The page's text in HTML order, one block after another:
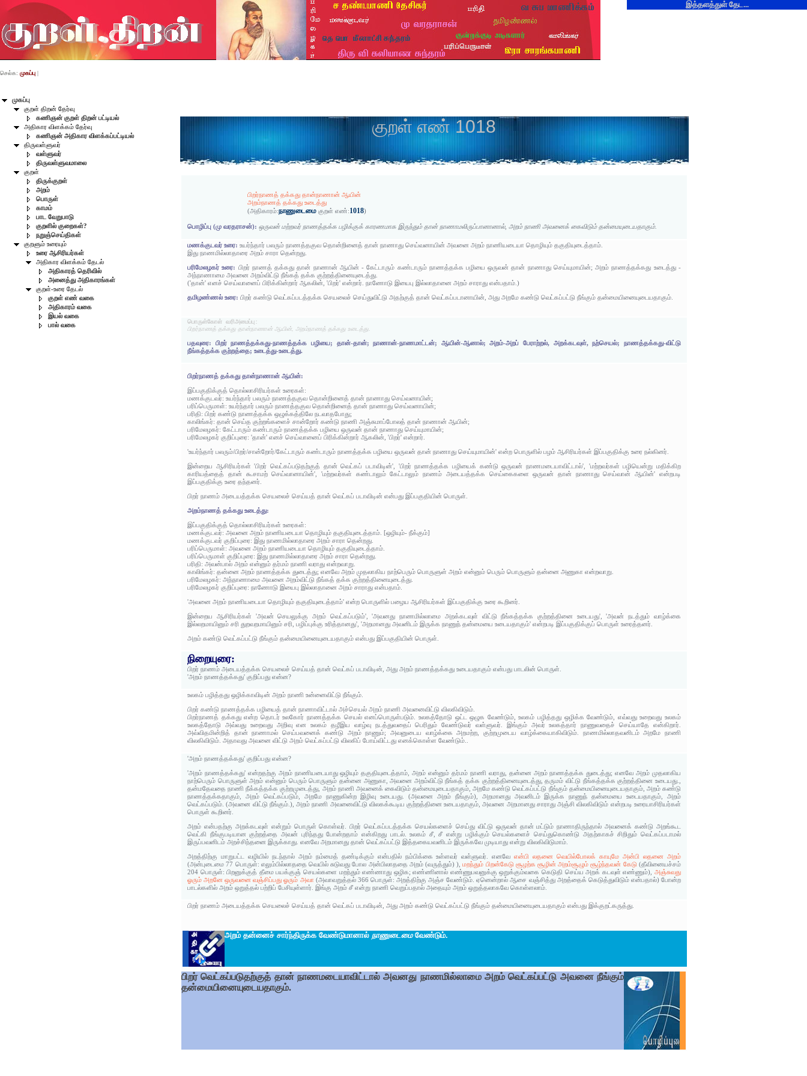
இத்தளத்துள் தேட...
முகப்பு
குறள் திறன் தேர்வு
கணிஞன் குறள் திறன் பட்டியல்
அதிகார விளக்கம் தேர்வு
கணிஞன் அதிகார விளக்கப்பட்டியல்
திருவள்ளுவர்
வள்ளுவர்
திருவள்ளுவமாலை
குறள்
திருக்குறள்
அறம்
பொருள்
காமம்
பாட வேறுபாடு
குறளில் குறைகள்?
நறுஞ்செய்திகள்
குறளும் உரையும்
உரை ஆசிரியர்கள்
அதிகார விளக்கம் தேடல்
அதிகாரத் தெரிவில்
அனைத்து அதிகாரங்கள்
குறள்-உரை தேடல்
குறள் எண் வகை
அதிகாரம் வகை
இயல் வகை
பால் வகை
செல்க: முகப்பு |
குறள் எண் 1018
பிறர்நாணத் தக்கது தான்நாணான் ஆயின்
அறம்நாணத் தக்கது உடைத்து
(அதிகாரம்:நாணுடைமை குறள் எண்:1018)
பொழிப்பு (மு வரதராசன்): ஒருவன் மற்றவர் நாணத்தக்க பழிக்குக் காரணமாக இருந்தும் தான் நாணாமலிருப்பானானால், அறம் நாணி அவனைக் கைவிடும் தன்மையுடையதாகும்.
மணக்குடவர் உரை:உயர்ந்தார் பலரும் நாணத்தகுவ தொன்றினைத் தான் நாணாது செய்வனாயின் அவனை அறம் நாணியடையா தொழியும் தகுதியுடைத்தாம்.
இது நாணமில்லாதாரை அறம் சாரா தென்றது.
பரிமேலழகர் உரை: பிறர் நாணத் தக்கது தான் நாணான் ஆயின் - கேட்டாரும் கண்டாரும் நாணத்தக்க பழியை ஒருவன் தான் நாணாது செய்யுமாயின்; அறம் நாணத்தக்கது உடைத்து -
அந்நாணாமை அவனை அறம்விட்டு நீங்கத் தக்க குற்றத்தினையுடைத்து.
('தான்' எனச் செய்வானைப் பிரிக்கின்றார் ஆகலின், 'பிறர்' என்றார். நாணோடு இயைபு இல்லாதானை அறம் சாராது என்பதாம்.)
தமிழண்ணல் உரை:பிறர் கண்டு வெட்கப்படத்தக்க செயலைச் செய்துவிட்டு அதற்குத் தான் வெட்கப்படானாயின், அது அறமே கண்டு வெட்கப்பட்டு நீங்கும் தன்மையினையுடையதாகும்.
பொருள்கோள் வரிஅமைப்பு:
பிறர்நாணத் தக்கது தான்நாணான் ஆயின், அறம்நாணத் தக்கது உடைத்து.
பதவுரை: பிறர் நாணத்தக்கது-நாணத்தக்க பழியை; தான்-தான்; நாணான்-நாணமாட்டன்; ஆயின்-ஆனால்; அறம்-அறப் பேராற்றல், அறக்கடவுள், நற்செயல்; நாணத்தக்கது-விட்டு
நீங்கத்தக்க குற்றத்தை; உடைத்து-உடைத்து.
பிறர்நாணத் தக்கது தான்நாணான் ஆயின்:
இப்பகுதிக்குத் தொல்லாசிரியர்கள் உரைகள்:
மணக்குடவர்: உயர்ந்தார் பலரும் நாணத்தகுவ தொன்றினைத் தான் நாணாது செய்வனாயின்;
பரிப்பெருமாள்: உயர்ந்தார் பலரும் நாணத்தகுவ தொன்றினைத் தான் நாணாது செய்வனாயின்;
பரிதி: பிறர் கண்டு நாணத்தக்க ஒழுக்கத்திலே நடவாதபோது;
காலிங்கர்: தான் செய்த குற்றங்களைச் சான்றோர் கண்டு நாணி அஞ்சுமாப்போலத் தான் நாணான் ஆயின்;
பரிமேலழகர்: கேட்டாரும் கண்டாரும் நாணத்தக்க பழியை ஒருவன் தான் நாணாது செய்யுமாயின்;
பரிமேலழகர் குறிப்புரை: 'தான்' எனச் செய்வானைப் பிரிக்கின்றார் ஆகலின், 'பிறர்' என்றார்.
'உயர்ந்தார் பலரும்/பிறர்/சான்றோர்/கேட்டாரும் கண்டாரும் நாணத்தக்க பழியை ஒருவன் தான் நாணாது செய்யுமாயின்' என்ற பொருளில் பழம் ஆசிரியர்கள் இப்பகுதிக்கு உரை நல்கினர்.
இன்றைய ஆசிரியர்கள் 'பிறர் வெட்கப்படுதற்குத் தான் வெட்கப் படாவிடின்', 'பிறர் நாணத்தக்க பழியைக் கண்டு ஒருவன் நாணமடையாவிட்டால்', 'மற்றவர்கள் பழியென்று மதிக்கிற
காரியத்தைத் தான் கூசாமற் செய்வானாயின்', 'மற்றவர்கள் கண்டாலும் கேட்டாலும் நாணம் அடையத்தக்க செய்கைகளை ஒருவன் தான் நாணாது செய்வான் ஆயின்' என்றபடி
இப்பகுதிக்கு உரை தந்தனர்.
பிறர் நாணம் அடையத்தக்க செயலைச் செய்யத் தான் வெட்கப் படாவிடின் என்பது இப்பகுதியின் பொருள்.
அறம்நாணத் தக்கது உடைத்து:
இப்பகுதிக்குத் தொல்லாசிரியர்கள் உரைகள்:
மணக்குடவர்: அவனை அறம் நாணியடையா தொழியும் தகுதியுடைத்தாம். [ஒழியும்- நீக்கும்]
மணக்குடவர் குறிப்புரை: இது நாணமில்லாதாரை அறம் சாரா தென்றது.
பரிப்பெருமாள்: அவனை அறம் நாணியடையா தொழியும் தகுதியுடைத்தாம்.
பரிப்பெருமாள் குறிப்புரை: இது நாணமில்லாதாரை அறம் சாரா தென்றது.
பரிதி: அவன்பால் அறம் என்னும் தர்மம் நாணி வராது என்றவாறு.
காலிங்கர்: தன்னை அறம் நாணத்தக்க துடைத்து; எனவே அறம் முதலாகிய நாற்பெரும் பொருளுள் அறம் என்னும் பெரும் பொருளும் தன்னை அணுகா என்றவாறு.
பரிமேலழகர்: அந்நாணாமை அவனை அறம்விட்டு நீங்கத் தக்க குற்றத்தினையுடைத்து.
பரிமேலழகர் குறிப்புரை: நாணோடு இயைபு இல்லாதானை அறம் சாராது என்பதாம்.
'அவனை அறம் நாணியடையா தொழியும் தகுதியுடைத்தாம்' என்ற பொருளில் பழைய ஆசிரியர்கள் இப்பகுதிக்கு உரை கூறினர்.
இன்றைய ஆசிரியர்கள் 'அவன் செயலுக்கு அறம் வெட்கப்படும்', 'அவனது நாணமில்லாமை அறக்கடவுள் விட்டு நீங்கத்தக்க குற்றத்தினை உடையது', 'அவன் நடத்தும் வாழ்க்கை
இல்லறமாயினும் சரி துறவறமாயினும் சரி, பழிப்புக்கு உரித்தானது', 'அறமானது அவனிடம் இருக்க நாணுந் தன்மையை உடையதாகும்' என்றபடி இப்பகுதிக்குப் பொருள் உரைத்தனர்.
அறம் கண்டு வெட்கப்பட்டு நீங்கும் தன்மையினையுடையதாகும் என்பது இப்பகுதியின் பொருள்.
நிறையுரை:
பிறர் நாணம் அடையத்தக்க செயலைச் செய்யத் தான் வெட்கப் படாவிடின், அது அறம் நாணத்தக்கது உடையதாகும் என்பது பாடலின் பொருள்.
'அறம் நாணத்தக்கது' குறிப்பது என்ன?
உலகம் பழித்தது ஒழிக்காவிடின் அறம் நாணி உன்னைவிட்டு நீங்கும்.
பிறர் கண்டு நாணத்தக்க பழியைத் தான் நாணாவிட்டால் அச்செயல் அறம் நாணி அவனைவிட்டு விலகிவிடும்.
பிறர்நாணத் தக்கது என்ற தொடர் உலகோர் நாணத்தக்க செயல் எனப்பொருள்படும். உலகத்தோடு ஒட்ட ஒழுக வேண்டும், உலகம் பழித்தது ஒழிக்க வேண்டும், எவ்வது உறைவது உலகம்
உலகத்தோடு அவ்வது உறைவது அறிவு என உலகம் தழீஇய வாழ்வு நடத்துவதைப் பெரிதும் வேண்டுவர் வள்ளுவர். இங்கும் அவர் உலகத்தார் நாணுவதைச் செய்யாதே என்கிறார்.
அவ்விதமின்றித் தான் நாணாமல் செய்பவனைக் கண்டு அறம் நாணும்; அவனுடைய வாழ்க்கை அறமற்ற, குற்றமுடைய வாழ்க்கையாகிவிடும். நாணமில்லாதவனிடம் அறமே நாணி
விலகிவிடும். அதாவது அவனை விட்டு அறம் வெட்கப்பட்டு விலகிப் போய்விட்டது எனக்கொள்ள வேண்டும்..
'அறம் நாணத்தக்கது' குறிப்பது என்ன?
'அறம் நாணத்தக்கது' என்றதற்கு அறம் நாணியடையாது ஒழியும் தகுதியுடைத்தாம், அறம் என்னும் தர்மம் நாணி வராது, தன்னை அறம் நாணத்தக்க துடைத்து; எனவே அறம் முதலாகிய
நாற்பெரும் பொருளுள் அறம் என்னும் பெரும் பொருளும் தன்னை அணுகா, அவனை அறம்விட்டு நீங்கத் தக்க குற்றத்தினையுடைத்து, தருமம் விட்டு நீங்கத்தக்க குற்றத்தினை உடையது.,
தன்மதேவதை நாணி நீக்கத்தக்க குற்றமுடைத்து, அறம் நாணி அவனைக் கைவிடும் தன்மையுடையதாகும், அறமே கண்டு வெட்கப்பட்டு நீங்கும் தன்மையினையுடையதாகும், அறம் கண்டு
நாணத்தக்கதாகும், அறம் வெட்கப்படும், அறமே நாணுகின்ற இழிவு உடையது. (அவனை அறம் நீங்கும்), அறமானது அவனிடம் இருக்க நாணுந் தன்மையை உடையதாகும், அறம்
வெட்கப்படும். (அவனை விட்டு நீங்கும்.), அறம் நாணி அவனைவிட்டு விலகக்கூடிய குற்றத்தினை உடையதாகும், அவனை அறமானது சாராது அஞ்சி விலகிவிடும் என்றபடி உரையாசிரியர்கள்
பொருள் கூறினர்.
அறம் என்பதற்கு அறக்கடவுள் என்றும் பொருள் கொள்வர். பிறர் வெட்கப்படத்தக்க செயல்களைச் செய்து விட்டு ஒருவன் தான் மட்டும் நாணாதிருந்தால் அவனைக் கண்டு அறங்கூட
வெட்கி நீங்குபடியான குற்றத்தை அவன் புரிந்தது போன்றதாம் என்கிறது பாடல். உலகம் சீ, சீ என்று பழிக்கும் செயல்களைச் செய்துகொண்டு அதற்காகச் சிறிதும் வெட்கப்படாமல்
இருப்பவனிடம் அறச்சிந்தனை இருக்காது. எனவே அறமானது தான் வெட்கப்பட்டு இத்தகையவனிடம் இருக்கவே முடியாது என்று விலகிவிடுமாம்.
அறத்திற்கு மாறுபட்ட வழியில் நடந்தால் அறம் நம்மைத் தண்டிக்கும் என்பதில் நம்பிக்கை உள்ளவர் வள்ளுவர். எனவேஎன்பி லதனை வெயில்போலக் காயுமே அன்பி லதனை அறம்
(அன்புடைமை 77 பொருள்: எலும்பில்லாததை வெயில் சுடுவது போல அன்பிலாததை அறம் (வருத்தும்) ),மறந்தும் பிறன்கேடு சூழற்க சூழின் அறம்சூழும் சூழ்ந்தவன் கேடு (தீவினையச்சம்
204 பொருள்: பிறனுக்குத் தீமை பயக்குஞ் செயல்களை மறந்தும் எண்ணாது ஒழிக; எண்ணினால் எண்ணுபவனுக்கு ஒறுக்கும்வகை கெடுதி செய்ய அறக் கடவுள் எண்ணும்), அஞ்சுவது
ஓரும் அறனே ஒருவனை வஞ்சிப்பது ஓரும் அவா (அவாவறுத்தல் 366 பொருள்: அறத்திற்கு அஞ்ச வேண்டும். ஏனென்றால் ஆசை வஞ்சித்து அறத்தைக் கெடுத்துவிடும் என்பதால்) போன்ற
பாடல்களில் அறம் ஒறுத்தல் பற்றிப் பேசியுள்ளார். இங்கு அறம் சீ என்று நாணி வெறுப்பதால் அதையும் அறம் ஒறுத்தலாகவே கொள்ளலாம்.
பிறர் நாணம் அடையத்தக்க செயலைச் செய்யத் தான் வெட்கப் படாவிடின், அது அறம் கண்டு வெட்கப்பட்டு நீங்கும் தன்மையினையுடையதாகும் என்பது இக்குறட்கருத்து.
அறம் தன்னைச் சார்ந்திருக்க வேண்டுமானால் நாணுடைமைவேண்டும்.
பிறர் வெட்கப்படுதற்குத் தான் நாணமடையாவிட்டால் அவனது நாணமில்லாமை அறம் வெட்கப்பட்டு அவனை நீங்கும்
தன்மையினையுடையதாகும்.